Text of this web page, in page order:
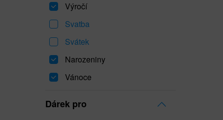
Výročí
Svatba
Svátek
Narozeniny
Vánoce
Dárek pro